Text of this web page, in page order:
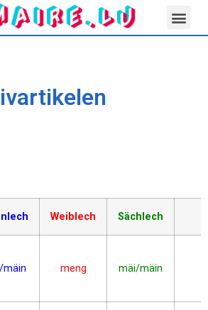
Weiblech Sächlech
mäin meng mäi/mäin